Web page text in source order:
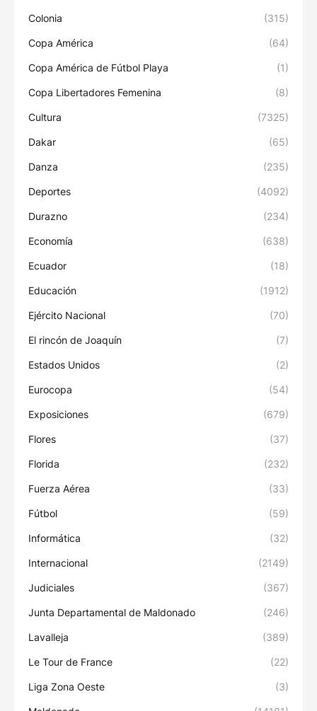
Colonia (315)
Copa América (64)
Copa América de Fútbol Playa (1)
Copa Libertadores Femenina (8)
Cultura (7325)
Dakar (65)
Danza (235)
Deportes (4092)
Durazno (234)
Economía (638)
Ecuador (18)
Educación (1912)
Ejército Nacional (70)
El rincón de Joaquín (7)
Estados Unidos (2)
Eurocopa (54)
Exposiciones (679)
Flores (37)
Florida (232)
Fuerza Aérea (33)
Fútbol (59)
Informática (32)
Internacional (2149)
Judiciales (367)
Junta Departamental de Maldonado (246)
Lavalleja (389)
Le Tour de France (22)
Liga Zona Oeste (3)